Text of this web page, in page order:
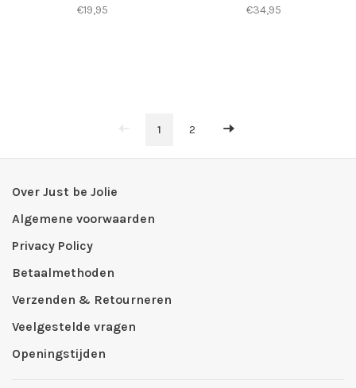
€19,95 €34,95
1 2
Over Just be Jolie
Algemene voorwaarden
Privacy Policy
Betaalmethoden
Verzenden & Retourneren
Veelgestelde vragen
Openingstijden